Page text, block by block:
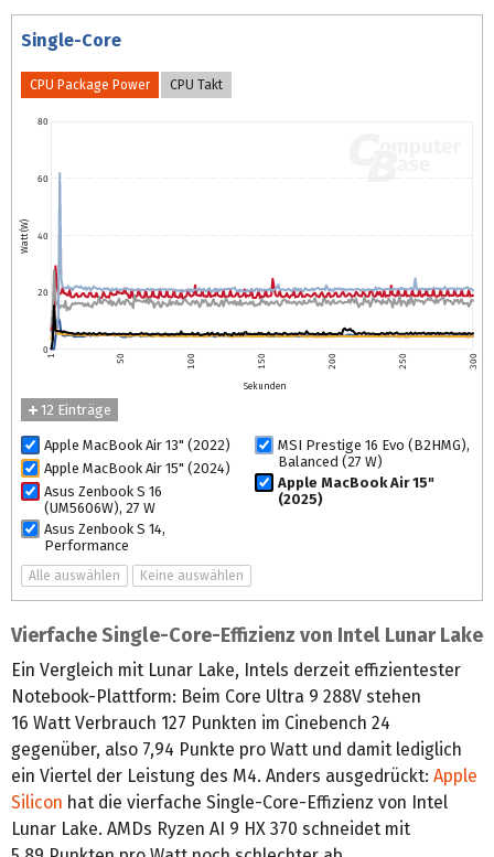
Single-Core
CPU Package Power CPU Takt
0
20
40
60
80
Watt (W)
1 50 100 150 200 250 300
Sekunden
12 Einträge
Apple MacBook Air 13" (2022)
Apple MacBook Air 15" (2024)
Asus Zenbook S 16
(UM5606W), 27 W
Asus Zenbook S 14,
Performance
MSI Prestige 16 Evo (B2HMG),
Balanced (27 W)
Apple MacBook Air 15"
(2025)
Alle auswählen Keine auswählen
Vierfache Single-Core-Effizienz von Intel Lunar Lake
Ein Vergleich mit Lunar Lake, Intels derzeit effizientester
Notebook-Plattform: Beim Core Ultra 9 288V stehen
16 Watt Verbrauch 127 Punkten im Cinebench 24
gegenüber, also 7,94 Punkte pro Watt und damit lediglich
ein Viertel der Leistung des M4. Anders ausgedrückt: Apple
Silicon hat die vierfache Single-Core-Effizienz von Intel
Lunar Lake. AMDs Ryzen AI 9 HX 370 schneidet mit